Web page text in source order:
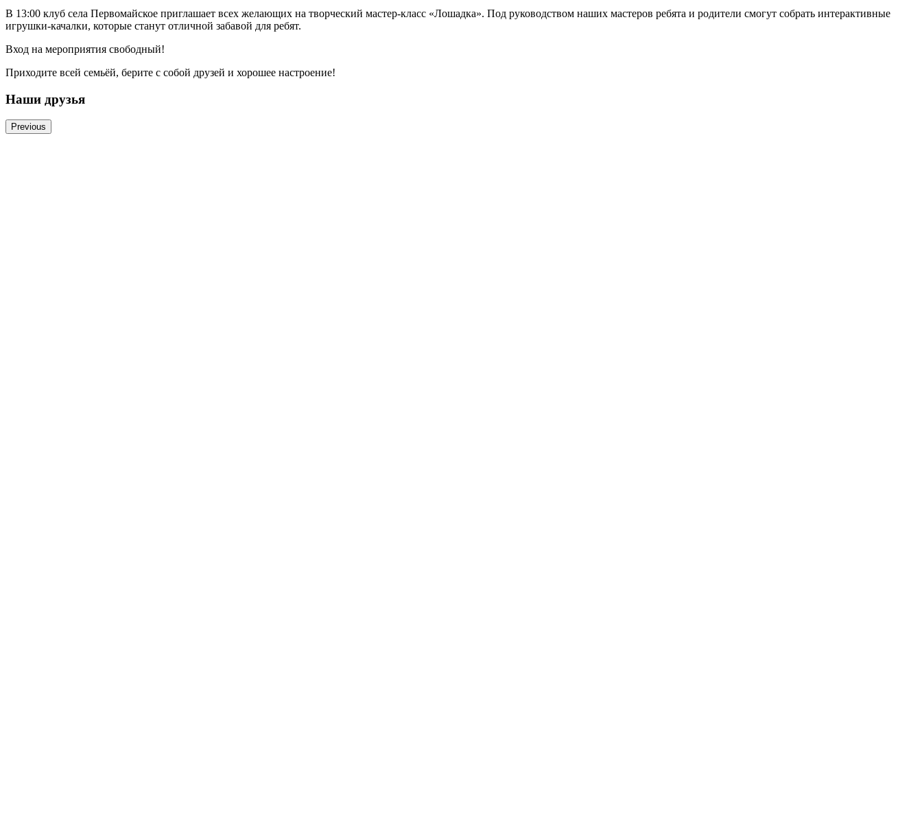
В 13:00 клуб села Первомайское приглашает всех желающих на творческий мастер-класс «Лошадка». Под руководством наших мастеров ребята и родители смогут собрать интерактивные
игрушки-качалки, которые станут отличной забавой для ребят.
Вход на мероприятия свободный!
Приходите всей семьёй, берите с собой друзей и хорошее настроение!
Наши друзья
Previous